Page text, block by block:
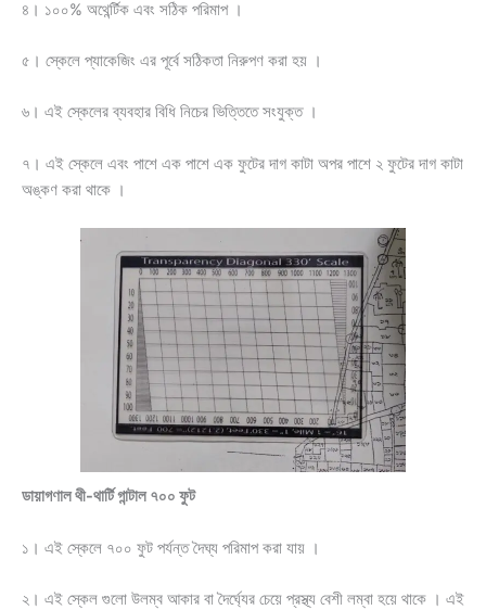
৪। ১০০% অথের্ন্টিক এবং সঠিক পরিমাপ ।
৫। স্কেলে প্যাকেজিং এর পূর্বে সঠিকতা নিরুপণ করা হয় ।
৬। এই স্কেলের ব্যবহার বিধি নিচের ভিত্তিতে সংযুক্ত ।
৭। এই স্কেলে এবং পাশে এক পাশে এক ফুটের দাগ কাটা অপর পাশে ২ ফুটের দাগ কাটা
অঙ্কণ করা থাকে ।
ডায়াগণাল থী-থার্টি গান্টাল ৭০০ ফুট
১। এই স্কেলে ৭০০ ফুট পর্যন্ত দৈঘ্য পরিমাপ করা যায় ।
২। এই স্কেল গুলো উলম্ব আকার বা দৈর্ঘ্যের চেয়ে প্রস্থ্য বেশী লম্বা হয়ে থাকে । এই